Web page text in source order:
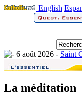
English
6 août 2026 - Saint
La méditation